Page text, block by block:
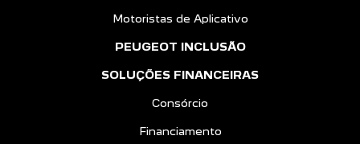
Motoristas de Aplicativo
PEUGEOT INCLUSÃO
SOLUÇÕES FINANCEIRAS
Consórcio
Financiamento